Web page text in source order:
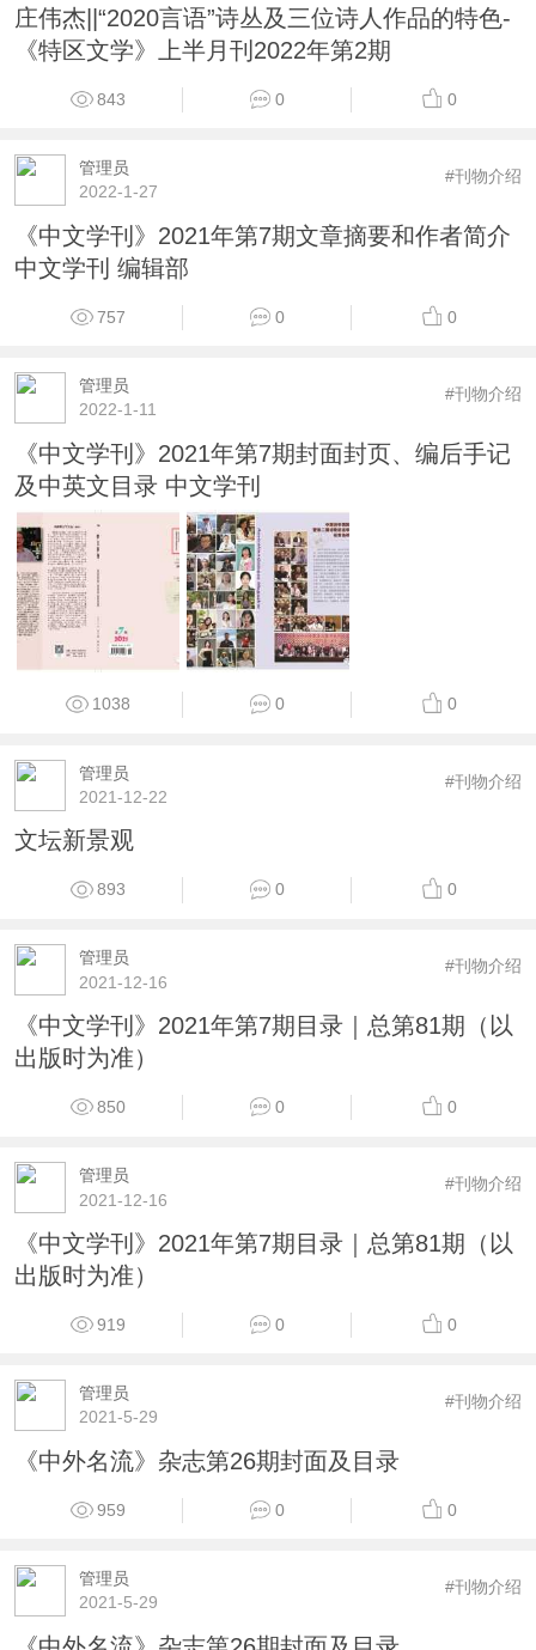
庄伟杰||“2020言语”诗丛及三位诗人作品的特色-
《特区文学》上半月刊2022年第2期
843 0 0
管理员
2022-1-27
#刊物介绍
《中文学刊》2021年第7期文章摘要和作者简介
中文学刊 编辑部
757 0 0
管理员
2022-1-11
#刊物介绍
《中文学刊》2021年第7期封面封页、编后手记
及中英文目录 中文学刊
1038 0 0
管理员
2021-12-22
#刊物介绍
文坛新景观
893 0 0
管理员
2021-12-16
#刊物介绍
《中文学刊》2021年第7期目录｜总第81期（以
出版时为准）
850 0 0
管理员
2021-12-16
#刊物介绍
《中文学刊》2021年第7期目录｜总第81期（以
出版时为准）
919 0 0
管理员
2021-5-29
#刊物介绍
《中外名流》杂志第26期封面及目录
959 0 0
管理员
2021-5-29
#刊物介绍